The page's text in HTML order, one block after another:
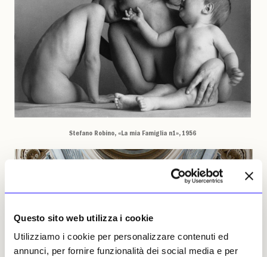
Questo sito web utilizza i cookie
Utilizziamo i cookie per personalizzare contenuti ed
annunci, per fornire funzionalità dei social media e per
Stefano Robino, «La mia Famiglia n1», 1956